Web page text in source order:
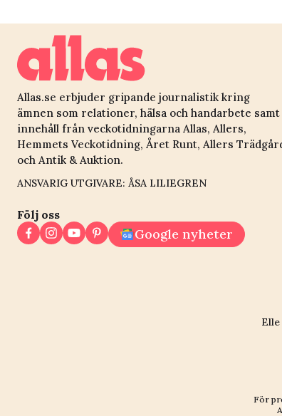
Allas.se erbjuder gripande journalistik kring
ämnen som relationer, hälsa och handarbete samt
innehåll från veckotidningarna Allas, Allers,
Hemmets Veckotidning, Året Runt, Allers
och Antik & Auktion.
ANSVARIG UTGIVARE: ÅSA LILIEGREN
Följ oss
Google nyheter
För